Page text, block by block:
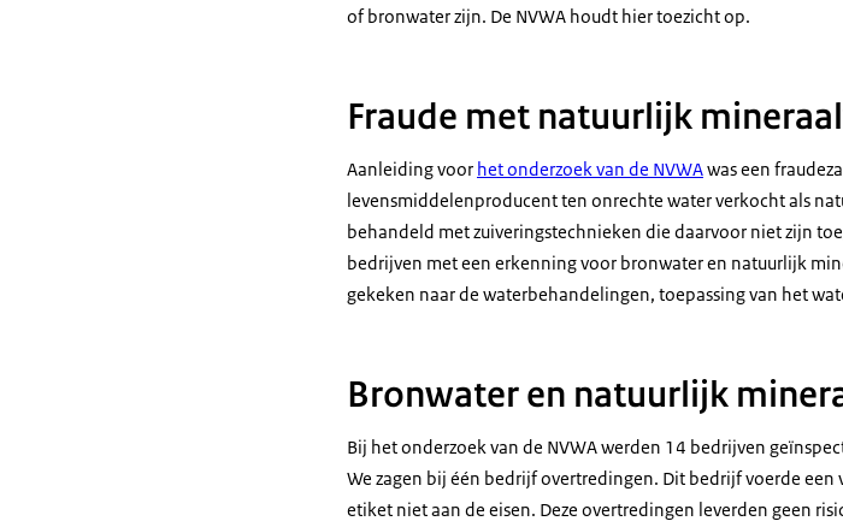
of bronwater zijn. De NVWA houdt hier toezicht op.
Fraude met natuurlijk
Aanleiding voor het onderzoek van de NVWAwas een
levensmiddelenproducent ten onrechte water verkocht als
behandeld met zuiveringstechnieken die daarvoor niet zijn
bedrijven met een erkenning voor bronwater en natuurlijk
gekeken naar de waterbehandelingen, toepassing van het
Bronwater en natuurlijk
Bij het onderzoek van de NVWA werden 14 bedrijven
We zagen bij één bedrijf overtredingen. Dit bedrijf voerde
etiket niet aan de eisen. Deze overtredingen leverden geen